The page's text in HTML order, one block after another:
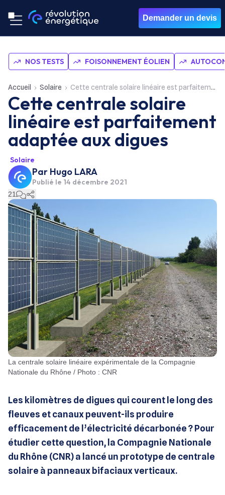
Demander un devis
NOS TESTS FOISONNEMENT ÉOLIEN
Accueil Solaire Cette centrale solaire linéaire est parfaitement adaptée aux digues
Cette centrale solaire
linéaire est parfaitement
adaptée aux digues
Solaire
Par Hugo LARA
Publié le 14 décembre 2021
21
La centrale solaire linéaire expérimentale de la Compagnie
Nationale du Rhône / Photo : CNR
Les kilomètres de digues qui courent le long des
fleuves et canaux peuvent-ils produire
efficacement de l’électricité décarbonée ? Pour
étudier cette question, la Compagnie Nationale
du Rhône (CNR) a lancé un prototype de centrale
solaire à panneaux bifaciaux verticaux.